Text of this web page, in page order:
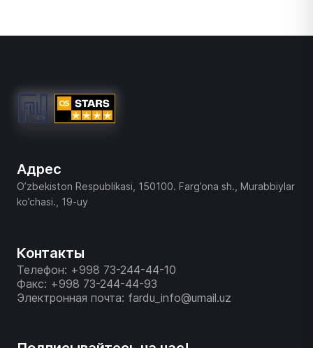
Адрес
O’zbekiston Respublikasi, 150100. Farg’ona sh., Murabbiylar
ko’chasi., 19-uy
Контакты
Телефон: +998 73-244-44-10
Факс: +998 73-244-44-93
Электронная почта: fardu_info@umail.uz